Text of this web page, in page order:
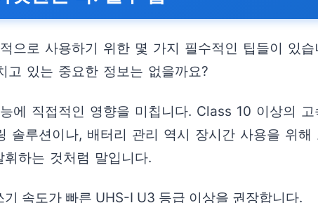
으로 사용하기 위한 몇 가지 필수적인 팁들이 있
고 있는 중요한 정보는 없을까요?
에 직접적인 영향을 미칩니다. Class 10 이상의
솔루션이나, 배터리 관리 역시 장시간 사용을 위
하는 것처럼 말입니다.
기 속도가 빠른 UHS-I U3 등급 이상을 권장합니다.